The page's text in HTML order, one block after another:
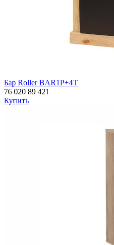
Бар Roller BAR1P+4T
76 020 89 421
Купить